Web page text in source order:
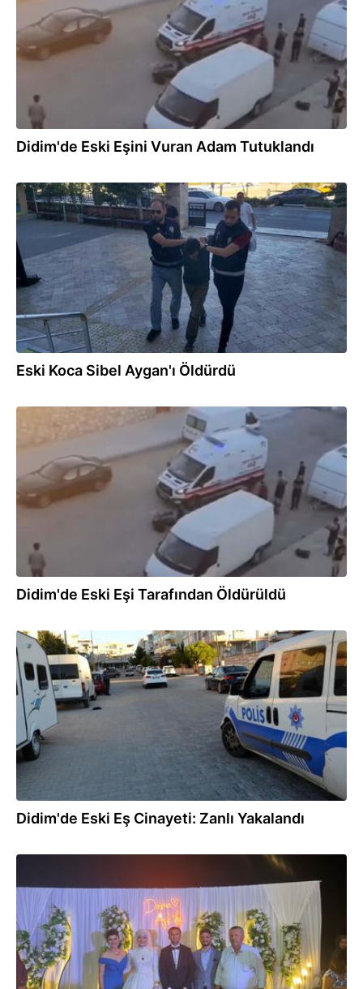
Didim'de Eski Eşini Vuran Adam Tutuklandı
02.10.2024
Eski Koca Sibel Aygan'ı Öldürdü
01.10.2024
Didim'de Eski Eşi Tarafından Öldürüldü
01.10.2024
Didim'de Eski Eş Cinayeti: Zanlı Yakalandı